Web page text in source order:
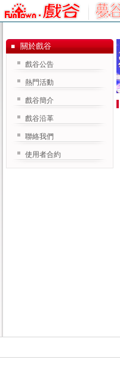
關於戲谷
戲谷公告
熱門活動
戲谷簡介
戲谷沿革
聯絡我們
使用者合約